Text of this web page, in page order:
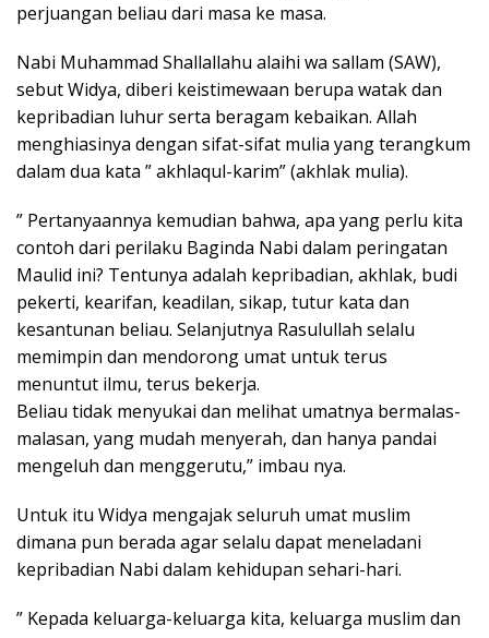
perjuangan beliau dari masa ke masa.
Nabi Muhammad Shallallahu alaihi wa sallam (SAW),
sebut Widya, diberi keistimewaan berupa watak dan
kepribadian luhur serta beragam kebaikan. Allah
menghiasinya dengan sifat-sifat mulia yang terangkum
dalam dua kata ” akhlaqul-karim” (akhlak mulia).
” Pertanyaannya kemudian bahwa, apa yang perlu kita
contoh dari perilaku Baginda Nabi dalam peringatan
Maulid ini? Tentunya adalah kepribadian, akhlak, budi
pekerti, kearifan, keadilan, sikap, tutur kata dan
kesantunan beliau. Selanjutnya Rasulullah selalu
memimpin dan mendorong umat untuk terus
menuntut ilmu, terus bekerja.
Beliau tidak menyukai dan melihat umatnya bermalas-
malasan, yang mudah menyerah, dan hanya pandai
mengeluh dan menggerutu,” imbau nya.
Untuk itu Widya mengajak seluruh umat muslim
dimana pun berada agar selalu dapat meneladani
kepribadian Nabi dalam kehidupan sehari-hari.
” Kepada keluarga-keluarga kita, keluarga muslim dan